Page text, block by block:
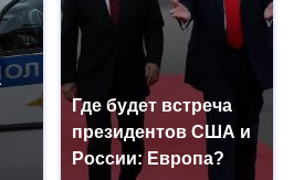
Где будет встреча
президентов США и
России: Европа?